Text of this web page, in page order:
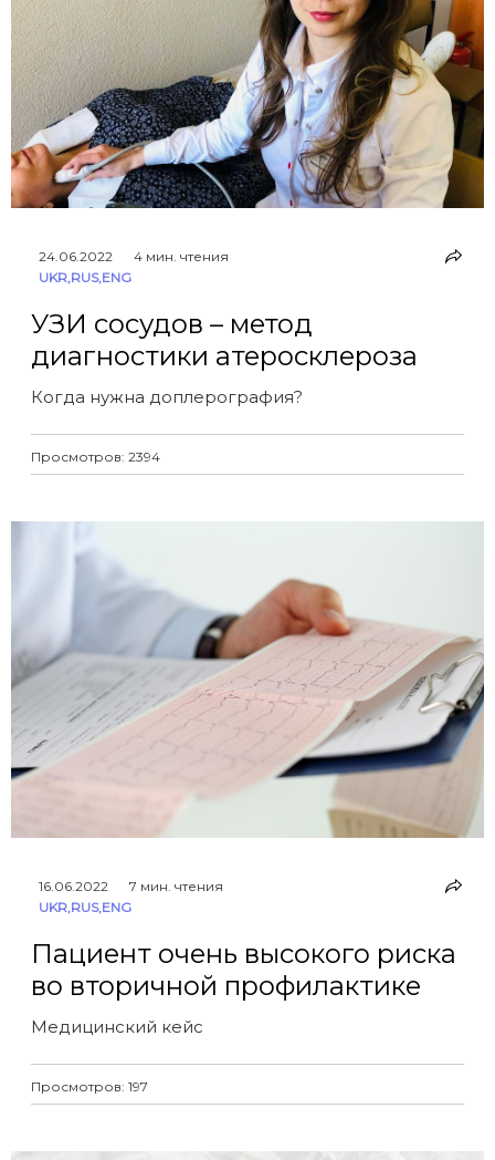
24.06.2022
4 мин. чтения
UKR,RUS,ENG
УЗИ сосудов – метод
диагностики атеросклероза
Когда нужна доплерография?
Просмотров: 2394
16.06.2022
7 мин. чтения
UKR,RUS,ENG
Пациент очень высокого риска
во вторичной профилактике
Медицинский кейс
Просмотров: 197